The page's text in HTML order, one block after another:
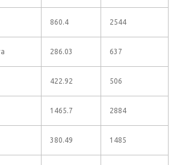
860.4 2544
286.03 637
422.92 506
1465.7 2884
380.49 1485